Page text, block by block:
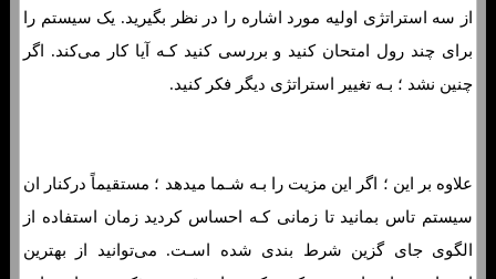
از سه استراتژی اولیه مورد اشاره را در نظر بگیرید. یک سیستم را
برای چند رول امتحان کنید و بررسی کنید کـه آیا کار می‌کند. اگر
چنین نشد ؛ بـه تغییر استراتژی دیگر فکر کنید.
علاوه بر این ؛ اگر این مزیت را بـه شـما میدهد ؛ مستقیماً درکنار ان
سیستم تاس بمانید تا زمانی کـه احساس کردید زمان استفاده از
الگوی جای گزین شرط بندی شده اسـت. می‌توانید از بهترین